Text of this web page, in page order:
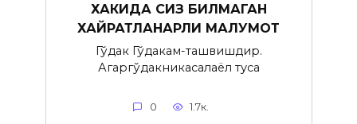
ХАКИДА СИЗ БИЛМАГАН
ХАЙРАТЛАНАРЛИ МАЛУМОТ
Гўдак Гўдакғам-ташвишдир.
Агаргўдакникасалаёл туғса
0 1.7к.